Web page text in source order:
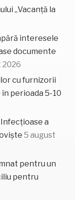
„Vacanță la
interesele
documente
2026
cu furnizorii
perioada 5-10
a
5 august
pentru un
pentru